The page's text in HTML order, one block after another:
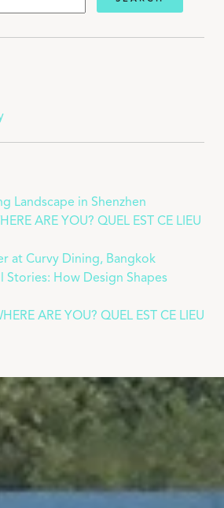
Landscape in Shenzhen
ARE YOU? QUEL EST CE LIEU
at Curvy Dining, Bangkok
Stories: How Design Shapes
ARE YOU? QUEL EST CE LIEU